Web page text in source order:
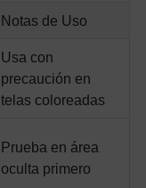
Notas de Uso
Usa con
precaución en
telas coloreadas
Prueba en área
oculta primero